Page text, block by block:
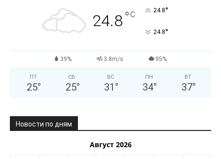
24.8°C 24.8°
24.8°
39% 3.8m/s 95%
ПТ
25°
СБ
25°
ВС
31 °
ПН
34°
ВТ
37°
Новости по дням
Август 2026